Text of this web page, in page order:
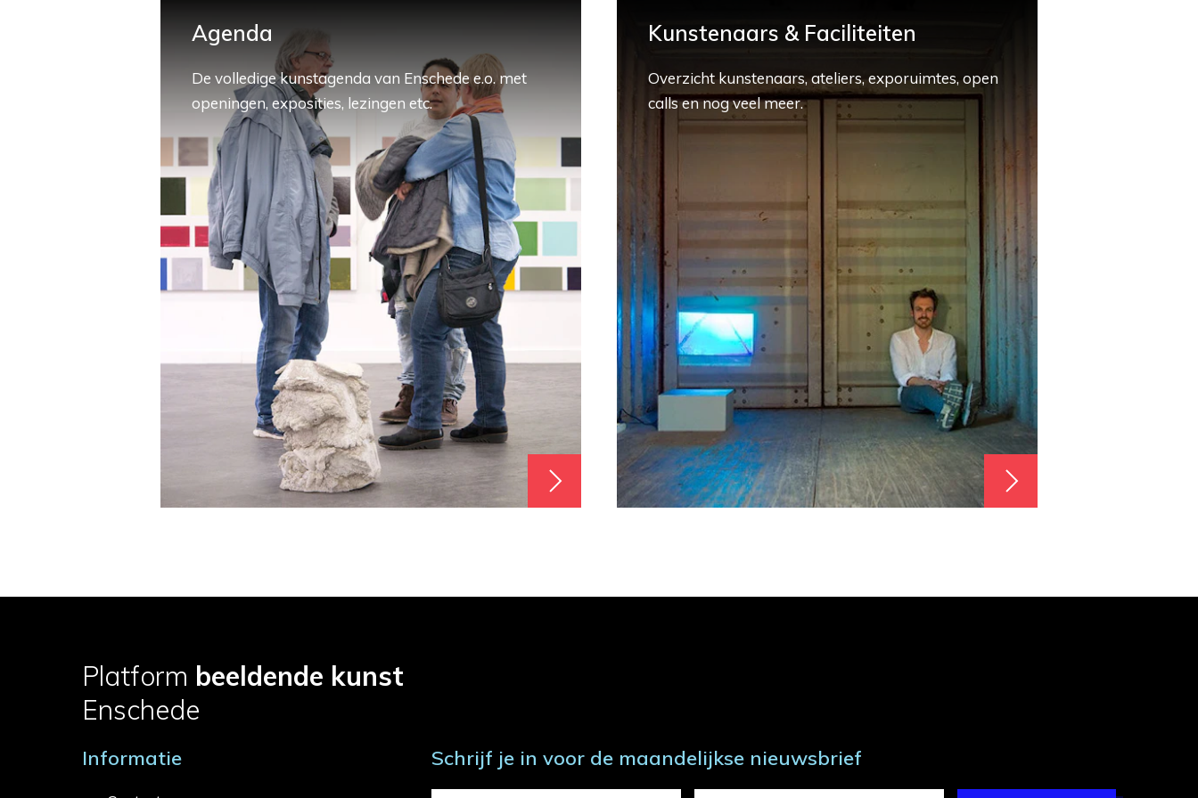
Agenda
De volledige kunstagenda van Enschede e.o. met
openingen, exposities, lezingen etc.
Kunstenaars & Faciliteiten
Overzicht kunstenaars, ateliers, exporuimtes, open
calls en nog veel meer.
Platform beeldende kunst
Enschede
Informatie Schrijf je in voor de maandelijkse nieuwsbrief